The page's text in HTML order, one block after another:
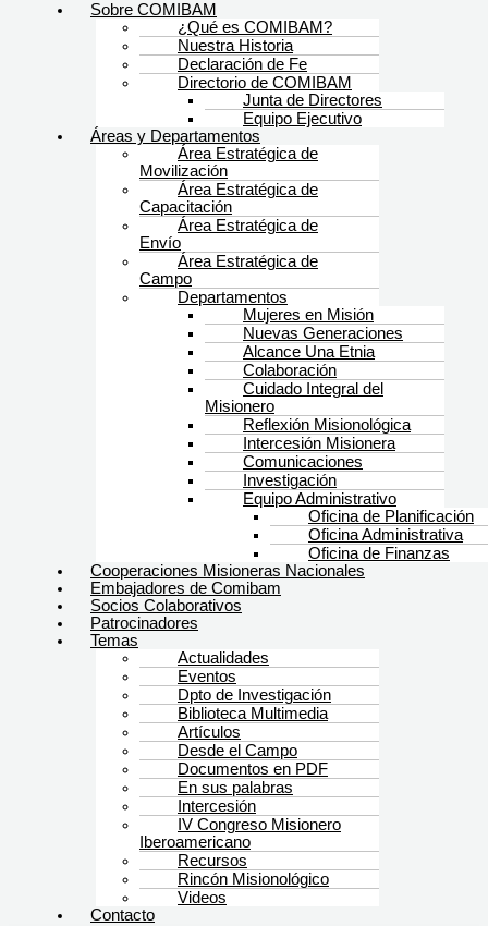
Sobre COMIBAM
¿Qué es COMIBAM?
Nuestra Historia
Declaración de Fe
Directorio de COMIBAM
Junta de Directores
Equipo Ejecutivo
Áreas y Departamentos
Área Estratégica de
Movilización
Área Estratégica de
Capacitación
Área Estratégica de
Envío
Área Estratégica de
Campo
Departamentos
Mujeres en Misión
Nuevas Generaciones
Alcance Una Etnia
Colaboración
Cuidado Integral del
Misionero
Reflexión Misionológica
Intercesión Misionera
Comunicaciones
Investigación
Equipo Administrativo
Oficina de Planificación
Oficina Administrativa
Oficina de Finanzas
Cooperaciones Misioneras Nacionales
Embajadores de Comibam
Socios Colaborativos
Patrocinadores
Temas
Actualidades
Eventos
Dpto de Investigación
Biblioteca Multimedia
Artículos
Desde el Campo
Documentos en PDF
En sus palabras
Intercesión
IV Congreso Misionero
Iberoamericano
Recursos
Rincón Misionológico
Videos
Contacto